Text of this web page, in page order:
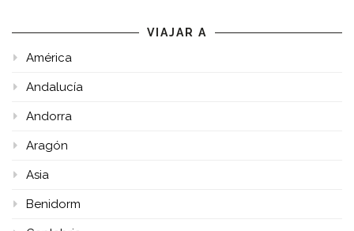
VIAJAR A
América
Andalucía
Andorra
Aragón
Asia
Benidorm